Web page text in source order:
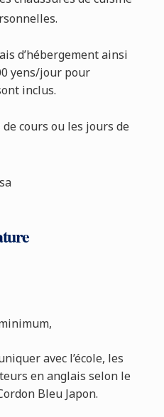
d’hébergement ainsi
yens/jour pour
inclus.
cours ou les jours de
avec l’école, les
en anglais selon le
Bleu Japon.